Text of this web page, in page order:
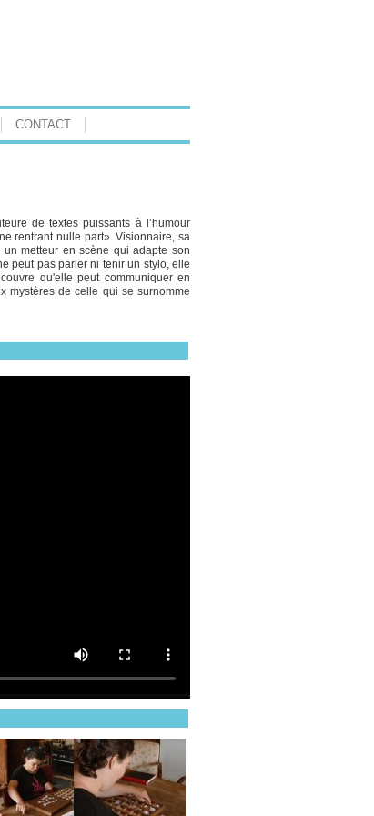
CONTACT
de textes puissants à l’humour
rentrant nulle part». Visionnaire, sa
metteur en scène qui adapte son
peut pas parler ni tenir un stylo, elle
qu'elle peut communiquer en
mystères de celle qui se surnomme